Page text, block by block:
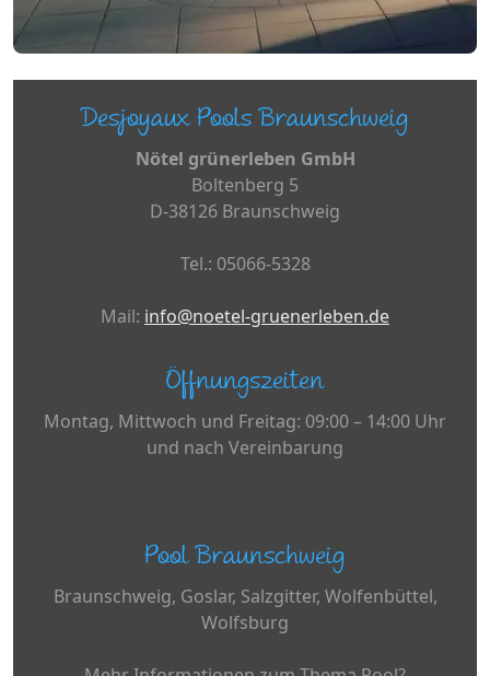
Desjoyaux Pools Braunschweig
Nötel grünerleben GmbH
Boltenberg 5
D-38126 Braunschweig
Tel.: 05066-5328
Mail: info@noetel-gruenerleben.de
Öffnungszeiten
Montag, Mittwoch und Freitag: 09:00 – 14:00 Uhr
und nach Vereinbarung
Pool Braunschweig
Braunschweig, Goslar, Salzgitter, Wolfenbüttel,
Wolfsburg